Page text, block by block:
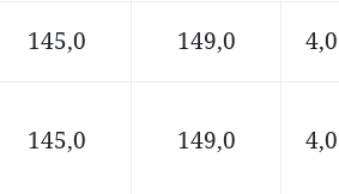
145,0 149,0
4,0
145,0 149,0 4,0